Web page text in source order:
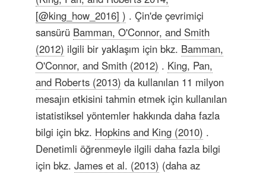
[@king_how_2016] ) . Çin'de çevrimiçi
sansürü Bamman, O'Connor, and Smith
(2012) ilgili bir yaklaşım için bkz. Bamman,
O'Connor, and Smith (2012) . King, Pan,
and Roberts (2013) da kullanılan 11 milyon
mesajın etkisini tahmin etmek için kullanılan
istatistiksel yöntemler hakkında daha fazla
bilgi için bkz. Hopkins and King (2010) .
Denetimli öğrenmeyle ilgili daha fazla bilgi
için bkz. James et al. (2013) (daha az